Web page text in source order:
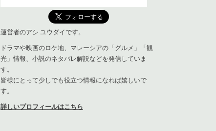
運営者のアシ ユウダイです。
ドラマや映画のロケ地、マレーシアの「グルメ」「観
光」情報、小説のネタバレ解説などを発信していま
す。
皆様にとって少しでも役立つ情報になれば嬉しいで
す。
詳しいプロフィールはこちら